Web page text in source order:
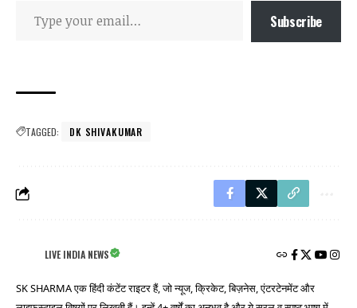
Subscribe
TAGGED: DK SHIVAKUMAR
LIVE INDIA NEWS
SK SHARMA एक हिंदी कंटेंट राइटर हैं, जो न्यूज, क्रिकेट, बिज़नेस, एंटरटेनमेंट और